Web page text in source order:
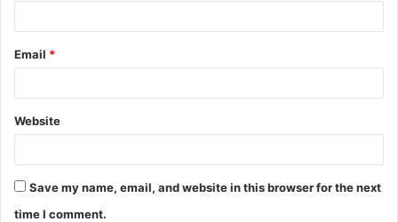
Email *
Website
Save my name, email, and website in this browser for the next
time I comment.